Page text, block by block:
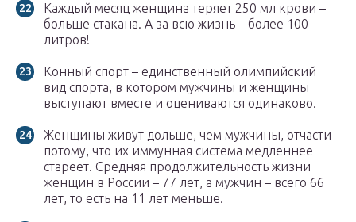
Каждый месяц женщина теряет 250 мл крови –
больше стакана. А за всю жизнь – более 100
литров!
Конный спорт – единственный олимпийский
вид спорта, в котором мужчины и женщины
выступают вместе и оцениваются одинаково.
Женщины живут дольше, чем мужчины, отчасти
потому, что их иммунная система медленнее
стареет. Средняя продолжительность жизни
женщин в России – 77 лет, а мужчин – всего 66
лет, то есть на 11 лет меньше.